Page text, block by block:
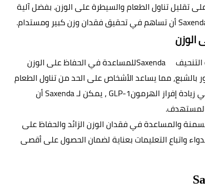
أن تساهم في تحقيق فقدان وزن كبير ومستدام.
الوزن
Saxenda
زيادة إفراز الهرمون GLP-1 ، يمكن لـ Saxenda
.